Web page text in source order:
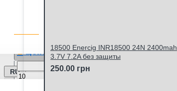
RU
18500 Enercig INR18500 24N 2400mah
3.7V 7.2A без защиты
250.00 грн